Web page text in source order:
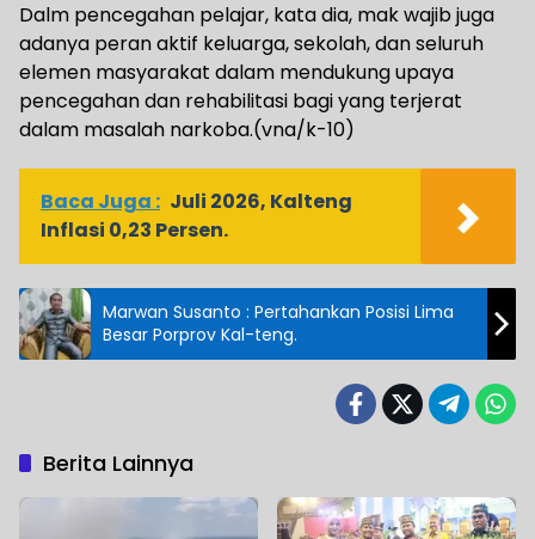
Dalm pencegahan pelajar, kata dia, mak wajib juga
adanya peran aktif keluarga, sekolah, dan seluruh
elemen masyarakat dalam mendukung upaya
pencegahan dan rehabilitasi bagi yang terjerat
dalam masalah narkoba.(vna/k-10)
Baca Juga : Juli 2026, Kalteng
Inflasi 0,23 Persen.
Marwan Susanto : Pertahankan Posisi Lima
Besar Porprov Kal-teng.
Berita Lainnya